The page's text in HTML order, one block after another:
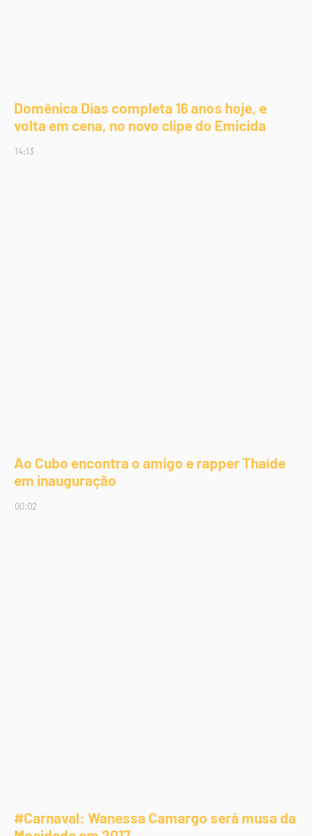
Domênica Dias completa 16 anos hoje, e
volta em cena, no novo clipe do Emicida
14:13
Ao Cubo encontra o amigo e rapper Thaíde
em inauguração
00:02
#Carnaval: Wanessa Camargo será musa da